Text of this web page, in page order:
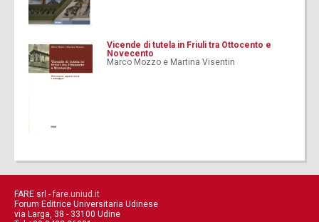
Vicende di tutela in Friuli tra Ottocento e
Novecento
Marco Mozzo e Martina Visentin
FARE srl - fare.uniud.it
Forum Editrice Universitaria Udinese
via Larga, 38 - 33100 Udine